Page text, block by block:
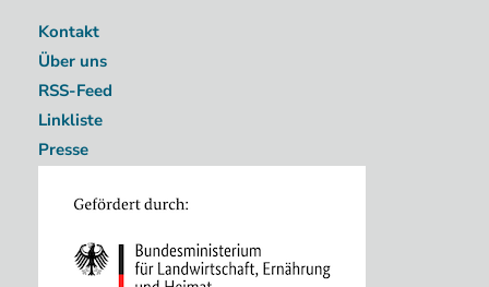
Kontakt
Über uns
RSS-Feed
Linkliste
Presse